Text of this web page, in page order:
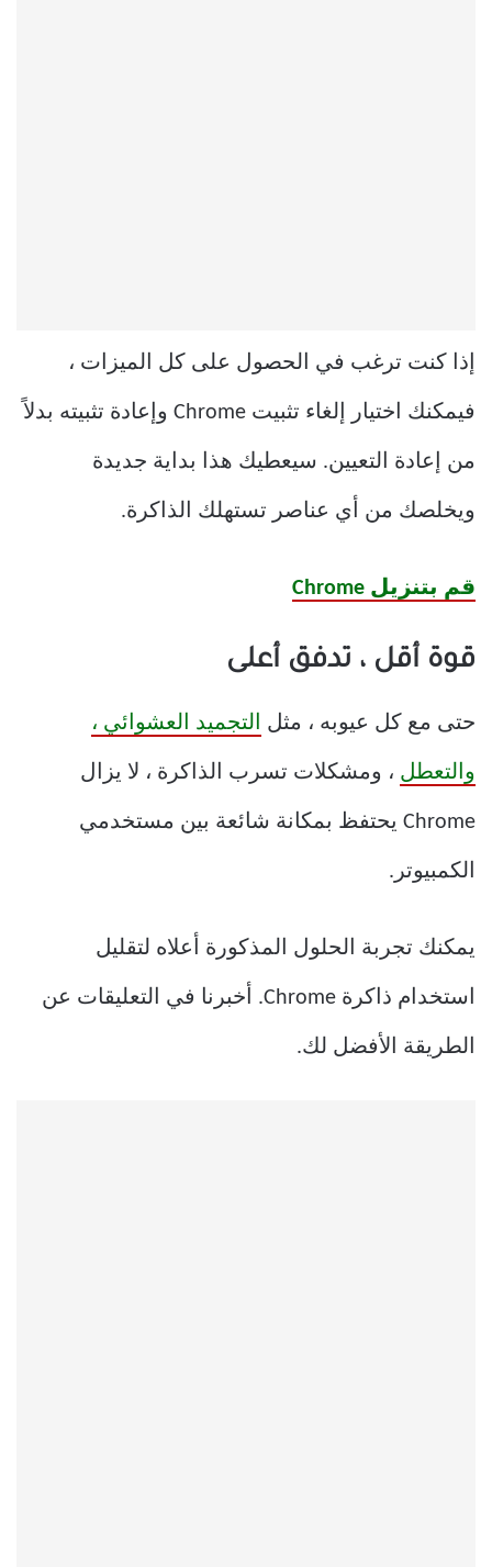
إذا كنت ترغب في الحصول على كل الميزات ،
فيمكنك اختيار إلغاء تثبيت Chrome وإعادة تثبيته بدلاً
من إعادة التعيين. سيعطيك هذا بداية جديدة
ويخلصك من أي عناصر تستهلك الذاكرة.
قم بتنزيل Chrome
قوة أقل ، تدفق أعلى
حتى مع كل عيوبه ، مثل التجميد العشوائي ،
والتعطل ، ومشكلات تسرب الذاكرة ، لا يزال
Chrome يحتفظ بمكانة شائعة بين مستخدمي
الكمبيوتر.
يمكنك تجربة الحلول المذكورة أعلاه لتقليل
استخدام ذاكرة Chrome. أخبرنا في التعليقات عن
الطريقة الأفضل لك.